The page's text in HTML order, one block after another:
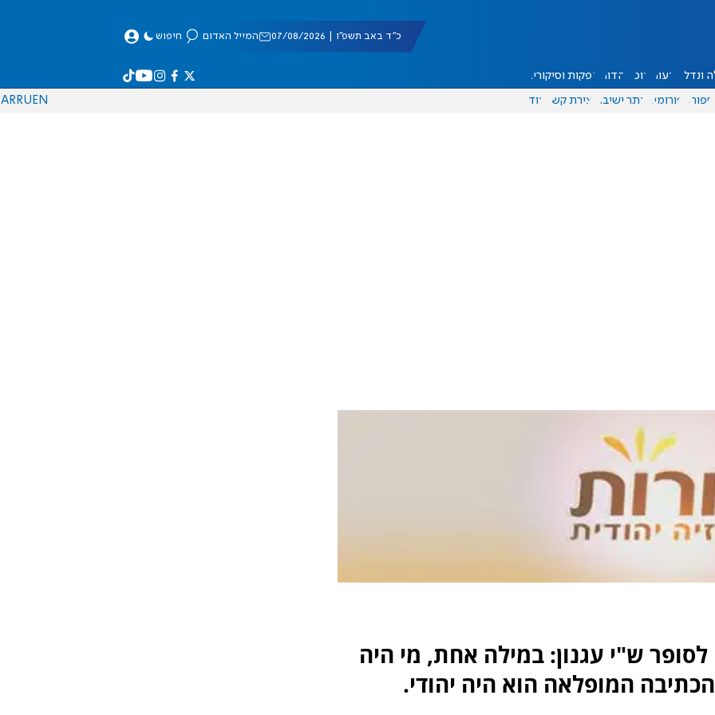
כ"ד באב תשפ"ו | 07/08/2026 המייל האדום חיפוש
ונדל"ן דעות אוכל יהדות הפקות וסיקורים
ספורט פורומים אתר ישיבה יצירת קשר עוד EN
RU
AR
ש"י עגנון: במילה אחת, מי היה
המופלאה הוא היה יהודי.